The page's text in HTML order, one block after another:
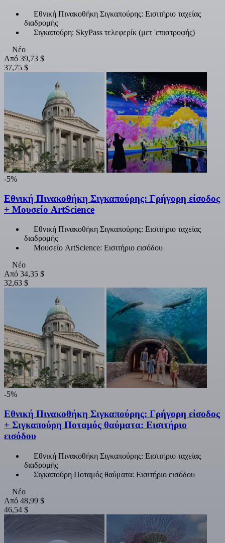
Εθνική Πινακοθήκη Σιγκαπούρης: Εισιτήριο ταχείας
διαδρομής
Σιγκαπούρη: SkyPass τελεφερίκ (μετ 'επιστροφής)
Νέο
Από 39,73 $
37,75 $
-5%
Εθνική Πινακοθήκη Σιγκαπούρης: Γρήγορη είσοδος
+ Μουσείο ArtScience
Εθνική Πινακοθήκη Σιγκαπούρης: Εισιτήριο ταχείας
διαδρομής
Μουσείο ArtScience: Εισιτήριο εισόδου
Νέο
Από 34,35 $
32,63 $
-5%
Εθνική Πινακοθήκη Σιγκαπούρης: Γρήγορη είσοδος
+ Σιγκαπούρη Ποταμός θαύματα: Εισιτήριο
εισόδου
Εθνική Πινακοθήκη Σιγκαπούρης: Εισιτήριο ταχείας
διαδρομής
Σιγκαπούρη Ποταμός θαύματα: Εισιτήριο εισόδου
Νέο
Από 48,99 $
46,54 $